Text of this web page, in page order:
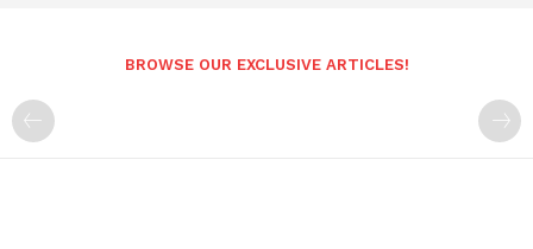
BROWSE OUR EXCLUSIVE ARTICLES!